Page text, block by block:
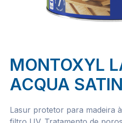
MONTOXYL
ACQUA
Lasur protetor para madeira